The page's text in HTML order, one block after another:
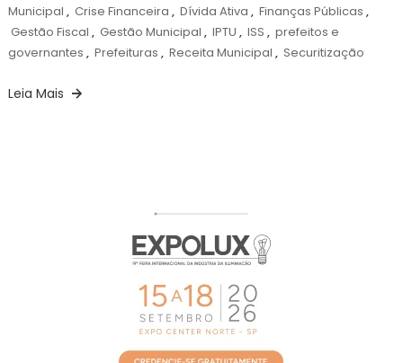
Municipal , Crise Financeira , Dívida Ativa , Finanças Públicas ,
Gestão Fiscal , Gestão Municipal , IPTU , ISS , prefeitos e
governantes , Prefeituras , Receita Municipal , Securitização
Leia Mais